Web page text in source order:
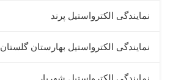
نمایندگی الکترواستیل پرند
نمایندگی الکترواستیل بهارستان گلستان